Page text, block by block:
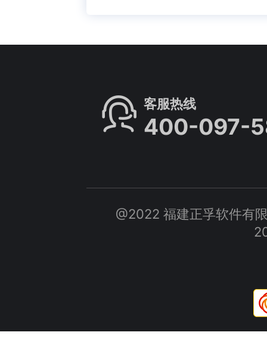
客服热线
400-097-
@2022 福建正孚软件有